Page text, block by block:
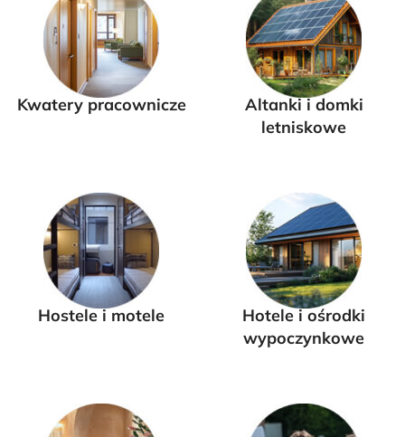
Kwatery pracownicze
Altanki i domki
letniskowe
Hostele i motele
Hotele i ośrodki
wypoczynkowe